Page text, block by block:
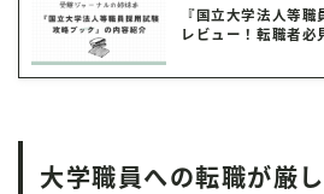
『国立大学法人等
レビュー！転職者必
大学職員への転職が厳